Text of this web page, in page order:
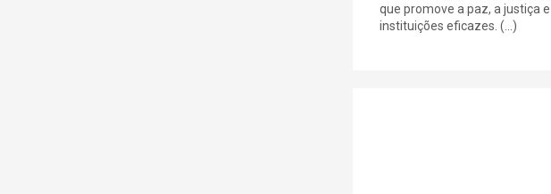
que promove a paz, a justiça e
instituições eficazes. (...)